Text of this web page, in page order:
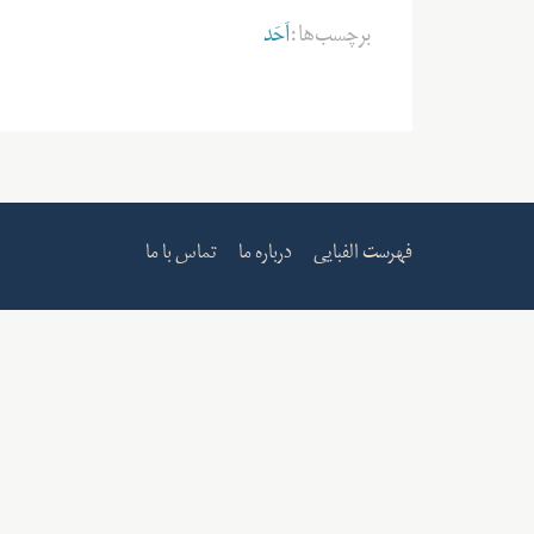
برچسب‌ها:اَحَد
فهرست الفبایی درباره ما تماس با ما